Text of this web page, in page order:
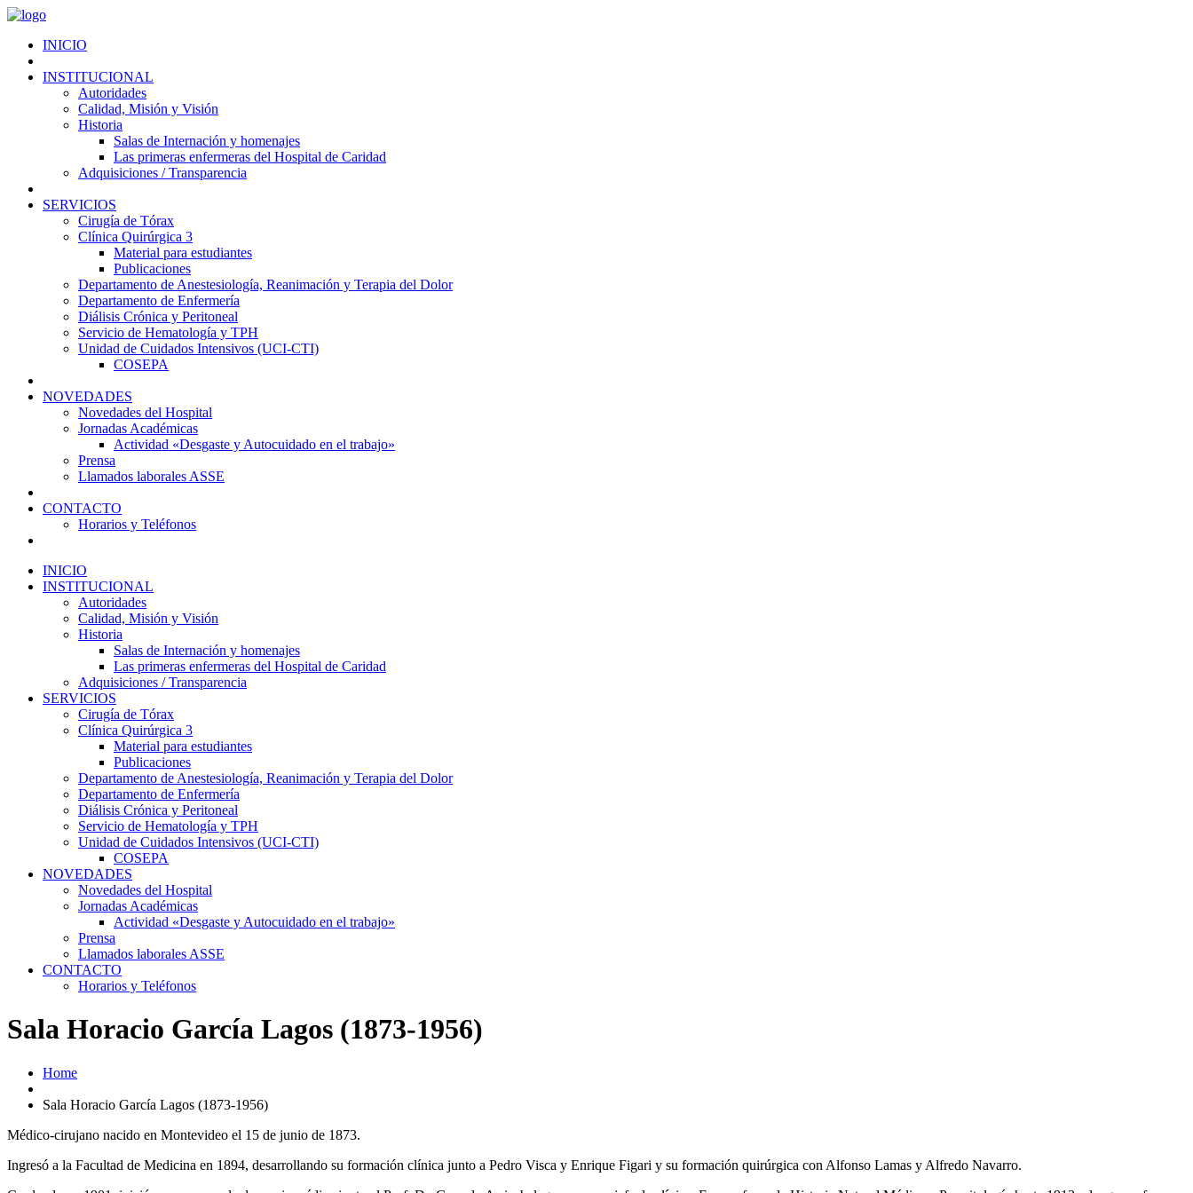
INICIO
INSTITUCIONAL
Autoridades
Calidad, Misión y Visión
Historia
Salas de Internación y homenajes
Las primeras enfermeras del Hospital de Caridad
Adquisiciones / Transparencia
SERVICIOS
Cirugía de Tórax
Clínica Quirúrgica 3
Material para estudiantes
Publicaciones
Departamento de Anestesiología, Reanimación y Terapia del Dolor
Departamento de Enfermería
Diálisis Crónica y Peritoneal
Servicio de Hematología y TPH
Unidad de Cuidados Intensivos (UCI-CTI)
COSEPA
NOVEDADES
Novedades del Hospital
Jornadas Académicas
Actividad «Desgaste y Autocuidado en el trabajo»
Prensa
Llamados laborales ASSE
CONTACTO
Horarios y Teléfonos
INICIO
INSTITUCIONAL
Autoridades
Calidad, Misión y Visión
Historia
Salas de Internación y homenajes
Las primeras enfermeras del Hospital de Caridad
Adquisiciones / Transparencia
SERVICIOS
Cirugía de Tórax
Clínica Quirúrgica 3
Material para estudiantes
Publicaciones
Departamento de Anestesiología, Reanimación y Terapia del Dolor
Departamento de Enfermería
Diálisis Crónica y Peritoneal
Servicio de Hematología y TPH
Unidad de Cuidados Intensivos (UCI-CTI)
COSEPA
NOVEDADES
Novedades del Hospital
Jornadas Académicas
Actividad «Desgaste y Autocuidado en el trabajo»
Prensa
Llamados laborales ASSE
CONTACTO
Horarios y Teléfonos
Sala Horacio García Lagos (1873-1956)
Home
Sala Horacio García Lagos (1873-1956)
Médico-cirujano nacido en Montevideo el 15 de junio de 1873.
Ingresó a la Facultad de Medicina en 1894, desarrollando su formación clínica junto a Pedro Visca y Enrique Figari y su formación quirúrgica con Alfonso Lamas y Alfredo Navarro.